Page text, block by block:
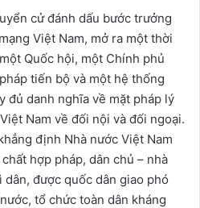
cử đánh dấu bước trưởng
Việt Nam, mở ra một thời
Quốc hội, một Chính phủ
tiến bộ và một hệ thống
đủ danh nghĩa về mặt pháp lý
Nam về đối nội và đối ngoại.
định Nhà nước Việt Nam
hợp pháp, dân chủ – nhà
dân, được quốc dân giao phó
tổ chức toàn dân kháng